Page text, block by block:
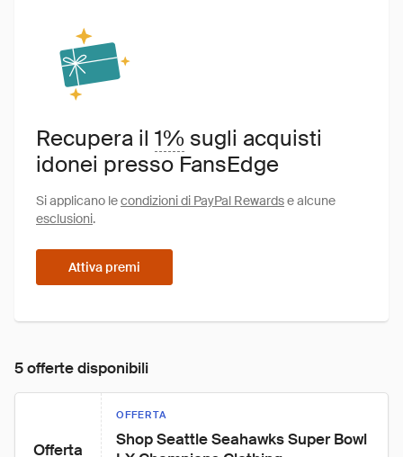
Recupera il 1% sugli acquisti
idonei presso FansEdge
Si applicano lecondizioni di PayPal Rewardse alcune
esclusioni.
Attiva premi
5 offerte disponibili
Offerta
OFFERTA
Shop Seattle Seahawks Super Bowl